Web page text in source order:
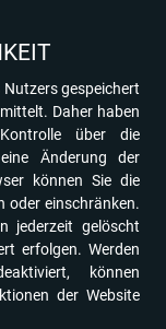
gespeichert
Daher haben
über die
Änderung der
können Sie die
oder einschränken.
jederzeit gelöscht
erfolgen. Werden
können
der Website